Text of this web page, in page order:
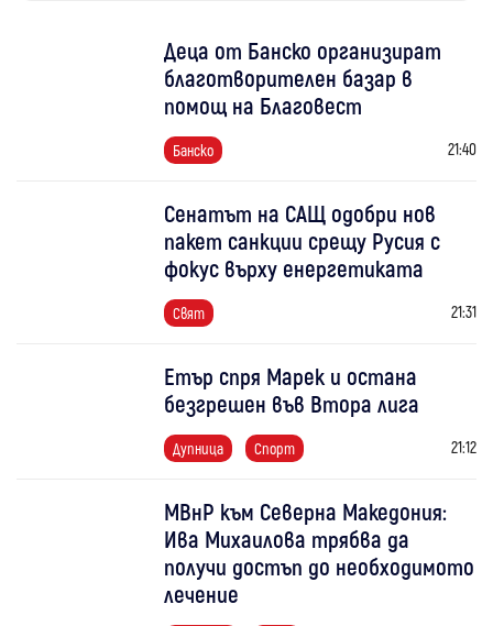
Деца от Банско организират
благотворителен базар в
помощ на Благовест
Банско 21:40
Сенатът на САЩ одобри нов
пакет санкции срещу Русия с
фокус върху енергетиката
Свят 21:31
Етър спря Марек и остана
безгрешен във Втора лига
Дупница Спорт 21:12
МВнР към Северна Македония:
Ива Михаилова трябва да
получи достъп до необходимото
лечение